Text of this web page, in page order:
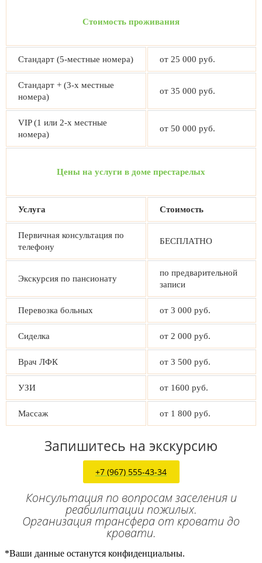
Стоимость проживания
Стандарт (5-местные номера) от 25 000 руб.
Стандарт + (3-х местные
номера)
от 35 000 руб.
VIP (1 или 2-х местные
номера)
от 50 000 руб.
Цены на услуги в доме престарелых
Услуга Стоимость
Первичная консультация по
телефону
БЕСПЛАТНО
Экскурсия по пансионату
по предварительной
записи
Перевозка больных от 3 000 руб.
Сиделка от 2 000 руб.
Врач ЛФК от 3 500 руб.
УЗИ от 1600 руб.
Массаж от 1 800 руб.
Запишитесь на экскурсию
+7 (967) 555-43-34
Консультация по вопросам заселения и
реабилитации пожилых.
Организация трансфера от кровати до
кровати.
*Ваши данные останутся конфиденциальны.